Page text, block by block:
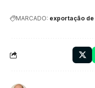
MARCADO: exportação